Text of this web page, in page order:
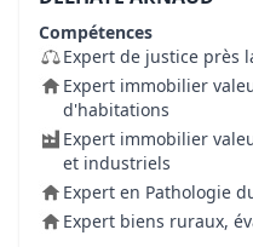
Compétences
Expert de justice près
Expert immobilier
d'habitations
Expert immobilier
et industriels
Expert en Pathologie
Expert biens ruraux,